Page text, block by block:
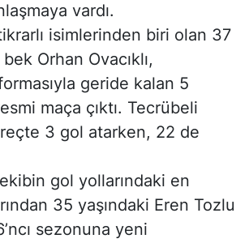
vardı.
isimlerinden biri olan 37
Orhan Ovacıklı,
geride kalan 5
maça çıktı. Tecrübeli
3 gol atarken, 22 de
gol yollarındaki en
35 yaşındaki Eren Tozlu
sezonuna yeni